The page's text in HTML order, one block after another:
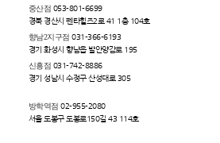
중산점 053-801-6699
경북 경산시 펜타힐즈2로 41 1층 104호
향남2지구점 031-366-6193
경기 화성시 향남읍 발안양감로 195
신흥점 031-742-8886
경기 성남시 수정구 산성대로 305
방학역점 02-955-2080
서울 도봉구 도봉로150길 43 114호